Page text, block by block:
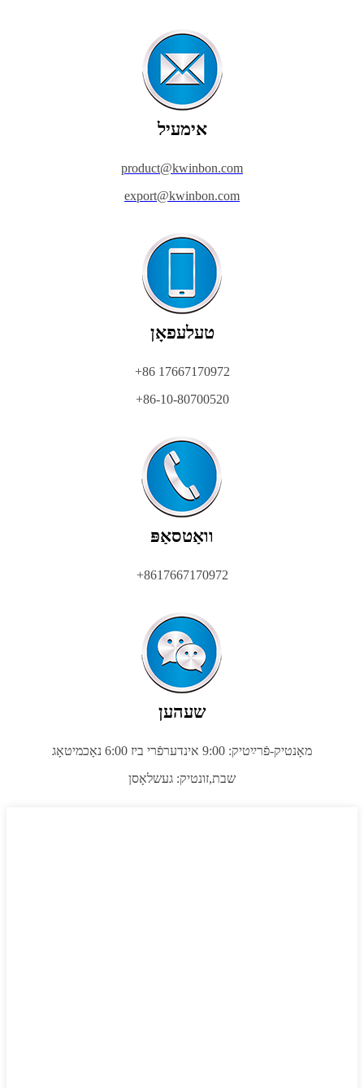
אימעיל
product@kwinbon.com
export@kwinbon.com
טעלעפאָן
+86 17667170972
+86-10-80700520
וואַטסאַפּ
+8617667170972
שעהען
מאָנטיק-פֿרײַטיק: 9:00 אינדערפֿרי ביז 6:00 נאָכמיטאָג
שבת,זונטיק: געשלאָסן